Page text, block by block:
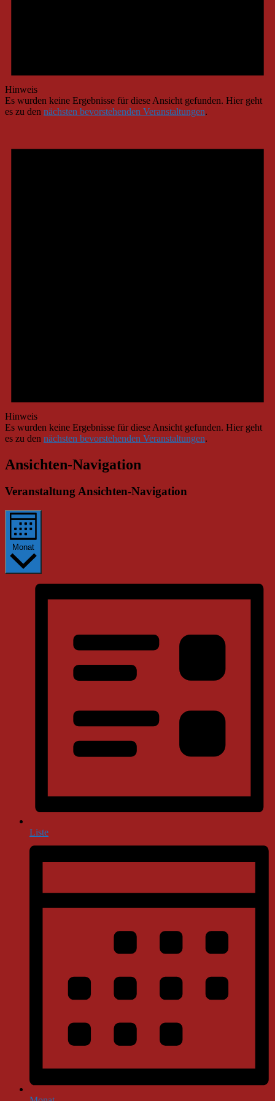
Hinweis
Es wurden keine Ergebnisse für diese Ansicht gefunden. Hier geht
es zu den nächsten bevorstehenden Veranstaltungen.
Hinweis
Es wurden keine Ergebnisse für diese Ansicht gefunden. Hier geht
es zu den nächsten bevorstehenden Veranstaltungen.
Ansichten-Navigation
Veranstaltung Ansichten-Navigation
Monat
Liste